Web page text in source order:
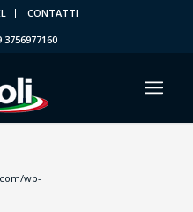
CONTATTI
3756977160
wp-